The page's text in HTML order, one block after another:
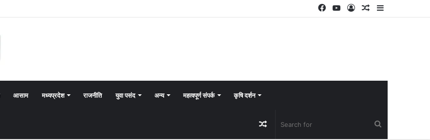
Sidebar
Random
Log
YouTube
Facebook
आसाम मध्यप्रदेश राजनीति युवा पसंद अन्य महत्वपूर्ण संपर्क कृषि दर्शन
Random